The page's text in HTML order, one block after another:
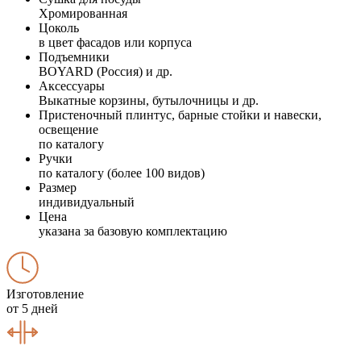
Хромированная
Цоколь
в цвет фасадов или корпуса
Подъемники
BOYARD (Россия) и др.
Аксессуары
Выкатные корзины, бутылочницы и др.
Пристеночный плинтус, барные стойки и навески,
освещение
по каталогу
Ручки
по каталогу (более 100 видов)
Размер
индивидуальный
Цена
указана за базовую комплектацию
Изготовление
от 5 дней